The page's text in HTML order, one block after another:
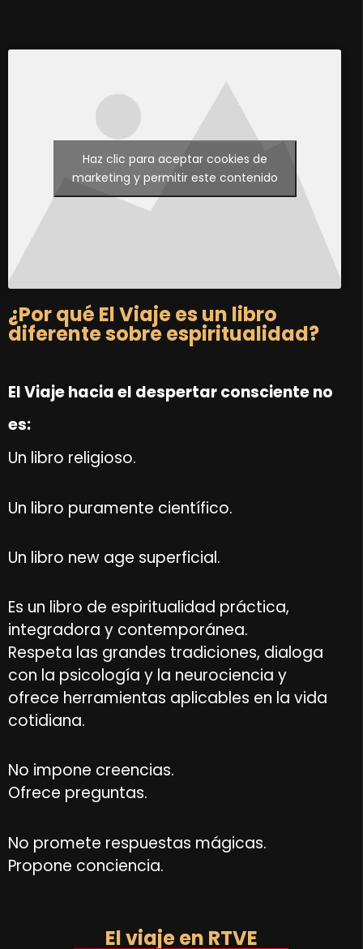
Haz clic para aceptar cookies de
marketing y permitir este contenido
¿Por qué El Viaje es un libro
diferente sobre espiritualidad?
El Viaje hacia el despertar conscienteno
es:
Un libro religioso.
Un libro puramente científico.
Un libro new age superficial.
Es un libro de espiritualidad práctica,
integradora y contemporánea.
Respeta las grandes tradiciones, dialoga
con la psicología y la neurociencia y
ofrece herramientas aplicables en la vida
cotidiana.
No impone creencias.
Ofrece preguntas.
No promete respuestas mágicas.
Propone conciencia.
El viaje en RTVE